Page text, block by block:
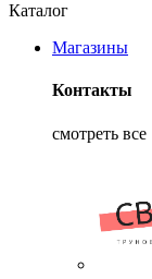
Каталог
Магазины
Контакты
смотреть все